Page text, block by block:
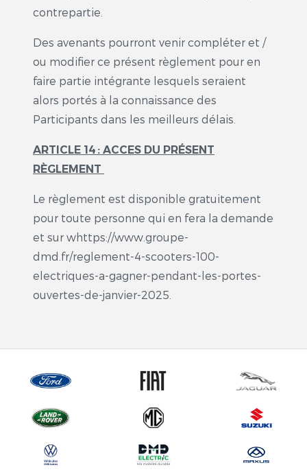
contrepartie.
Des avenants pourront venir compléter et /
ou modifier ce présent règlement pour en
faire partie intégrante lesquels seraient
alors portés à la connaissance des
Participants dans les meilleurs délais.
ARTICLE 14 : ACCES DU PRÉSENT
RÈGLEMENT
Le règlement est disponible gratuitement
pour toute personne qui en fera la demande
et sur whttps://www.groupe-
dmd.fr/reglement-4-scooters-100-
electriques-a-gagner-pendant-les-portes-
ouvertes-de-janvier-2025.